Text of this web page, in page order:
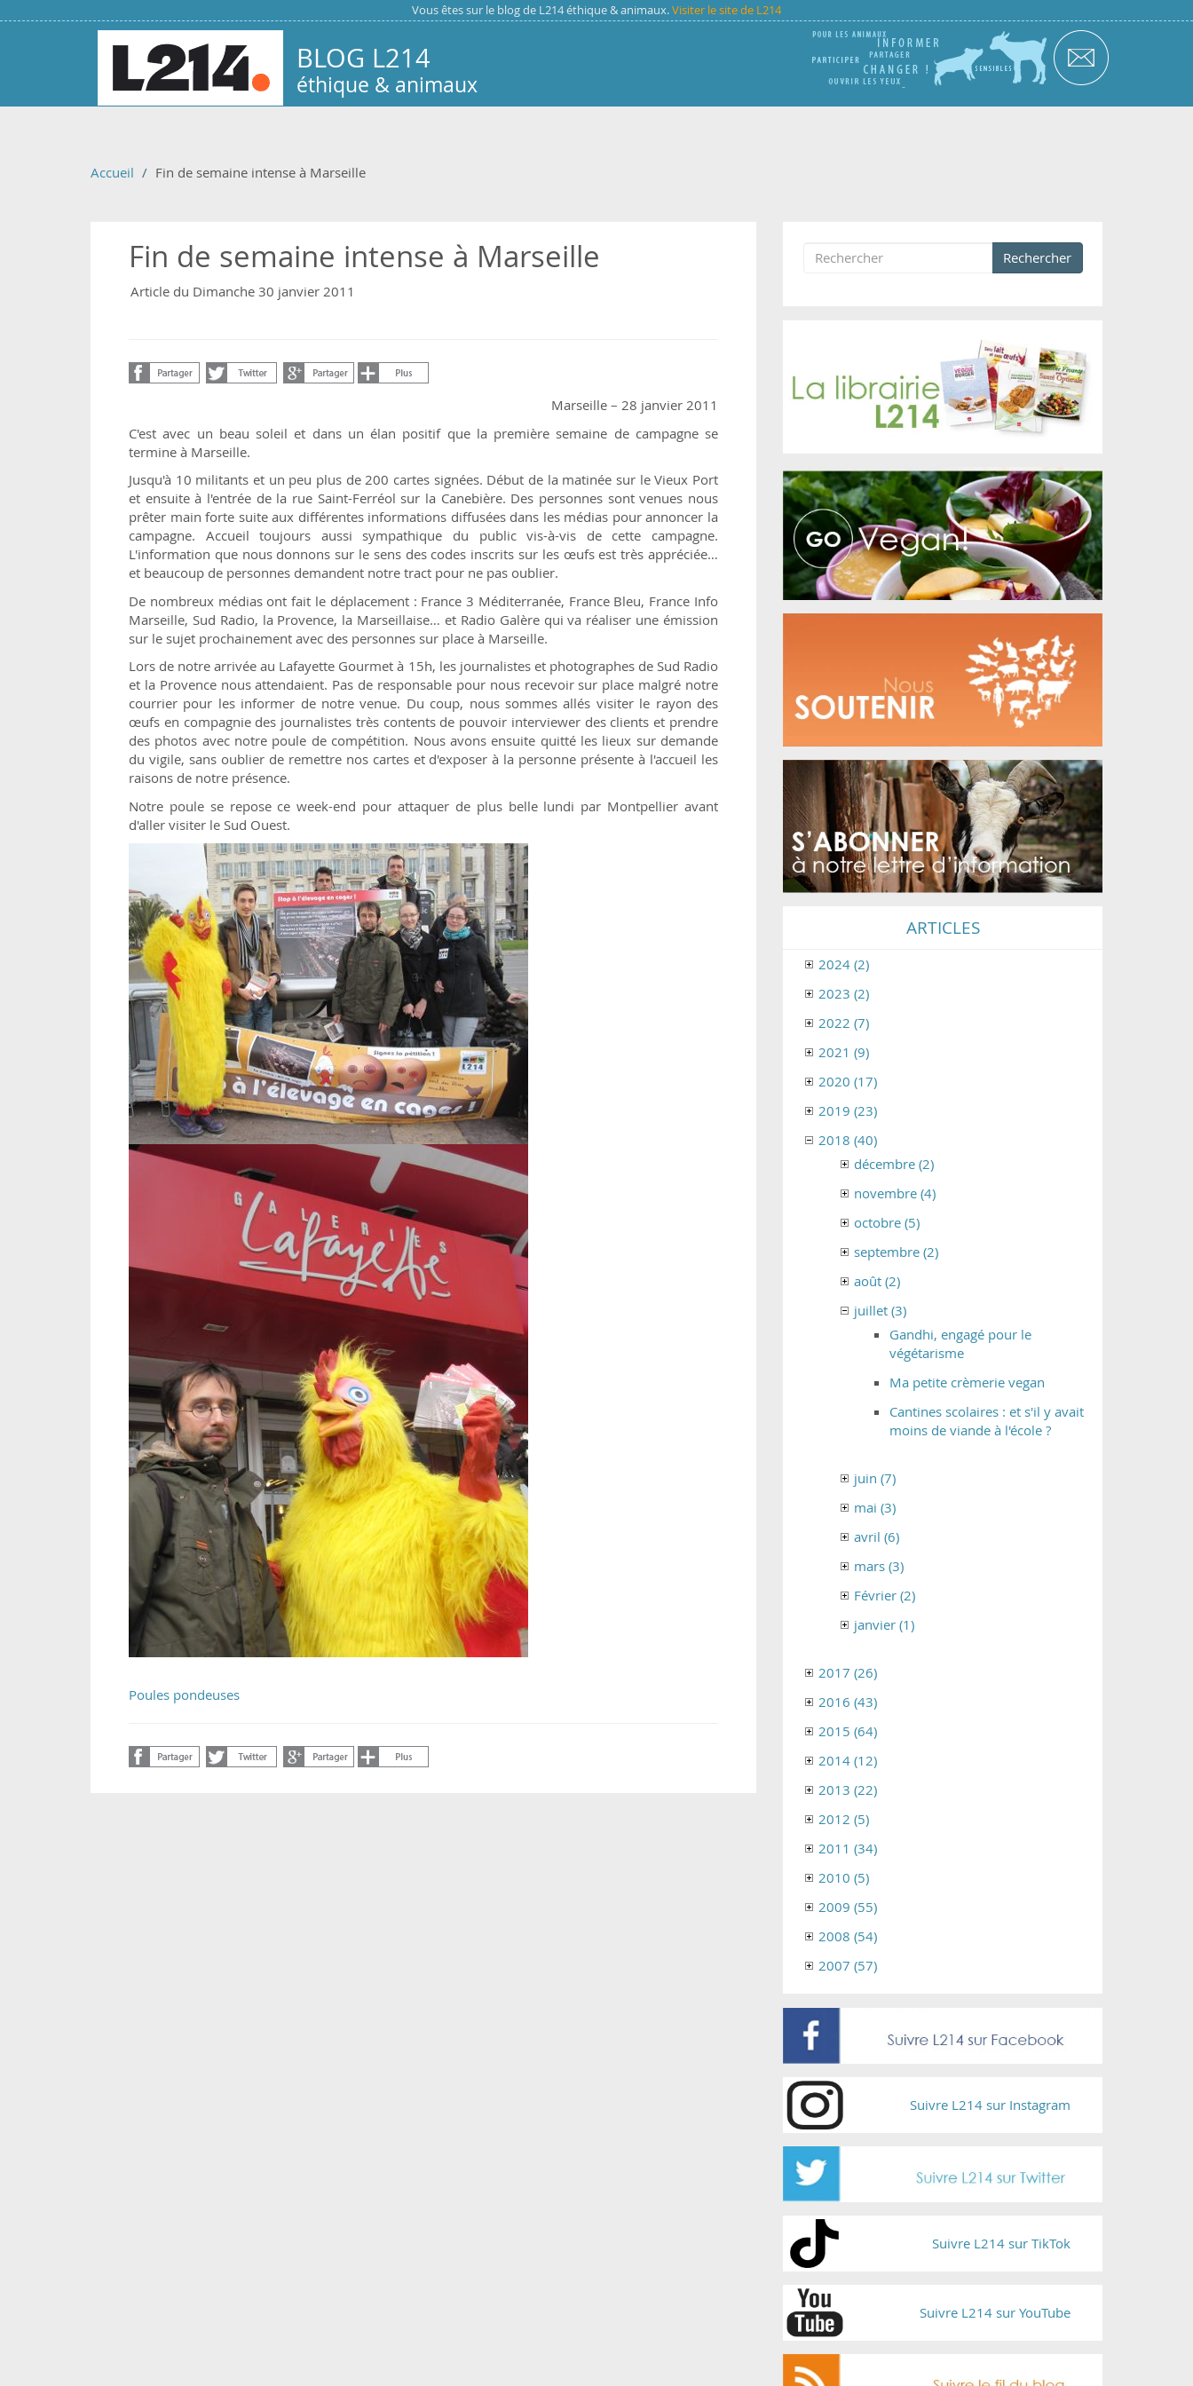
Vous êtes sur le blog de L214 éthique & animaux.Visiter le site de L214
BLOG L214
éthique & animaux
Accueil Fin de semaine intense à Marseille
Fin de semaine intense à Marseille
Article du Dimanche 30 janvier 2011
Marseille – 28 janvier 2011
C'est avec un beau soleil et dans un élan positif que la première semaine de campagne se
termine à Marseille.
Jusqu'à 10 militants et un peu plus de 200 cartes signées. Début de la matinée sur le Vieux Port
et ensuite à l'entrée de la rue Saint-Ferréol sur la Canebière. Des personnes sont venues nous
prêter main forte suite aux différentes informations diffusées dans les médias pour annoncer la
campagne. Accueil toujours aussi sympathique du public vis-à-vis de cette campagne.
L'information que nous donnons sur le sens des codes inscrits sur les œufs est très appréciée…
et beaucoup de personnes demandent notre tract pour ne pas oublier.
De nombreux médias ont fait le déplacement : France 3 Méditerranée, France Bleu, France Info
Marseille, Sud Radio, la Provence, la Marseillaise… et Radio Galère qui va réaliser une émission
sur le sujet prochainement avec des personnes sur place à Marseille.
Lors de notre arrivée au Lafayette Gourmet à 15h, les journalistes et photographes de Sud Radio
et la Provence nous attendaient. Pas de responsable pour nous recevoir sur place malgré notre
courrier pour les informer de notre venue. Du coup, nous sommes allés visiter le rayon des
œufs en compagnie des journalistes très contents de pouvoir interviewer des clients et prendre
des photos avec notre poule de compétition. Nous avons ensuite quitté les lieux sur demande
du vigile, sans oublier de remettre nos cartes et d'exposer à la personne présente à l'accueil les
raisons de notre présence.
Notre poule se repose ce week-end pour attaquer de plus belle lundi par Montpellier avant
d'aller visiter le Sud Ouest.
Poules pondeuses
Formulaire de recherche
Rechercher
ARTICLES
2024 (2)
2023 (2)
2022 (7)
2021 (9)
2020 (17)
2019 (23)
2018 (40)
décembre (2)
novembre (4)
octobre (5)
septembre (2)
août (2)
juillet (3)
Gandhi, engagé pour le
végétarisme
Ma petite crèmerie vegan
Cantines scolaires : et s'il y avait
moins de viande à l'école ?
juin (7)
mai (3)
avril (6)
mars (3)
Février (2)
janvier (1)
2017 (26)
2016 (43)
2015 (64)
2014 (12)
2013 (22)
2012 (5)
2011 (34)
2010 (5)
2009 (55)
2008 (54)
2007 (57)
Suivre L214 sur Instagram
Suivre L214 sur TikTok
Suivre L214 sur YouTube